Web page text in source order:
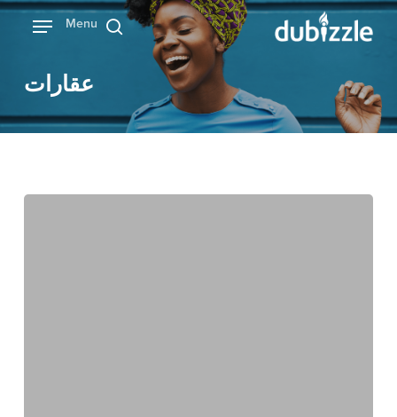
Skip
content
بحث
Menu
عقارات